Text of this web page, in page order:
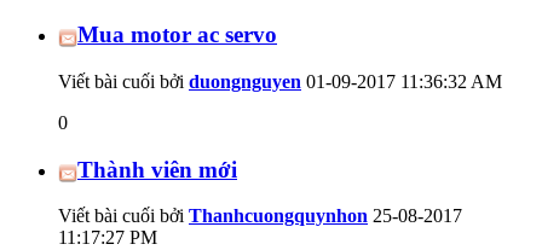
Mua motor ac servo
Viết bài cuối bởi duongnguyen 01-09-2017 11:36:32 AM
0
Thành viên mới
Viết bài cuối bởi Thanhcuongquynhon 25-08-2017
11:17:27 PM